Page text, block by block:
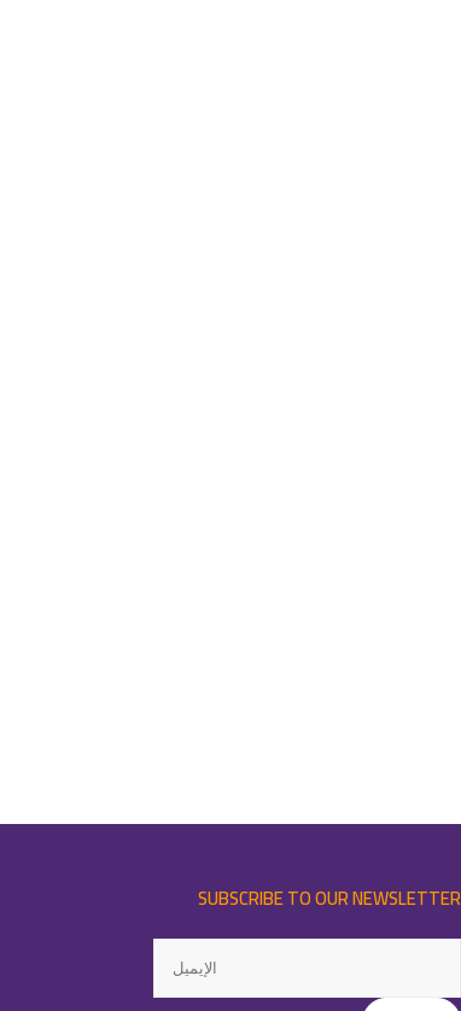
SUBSCRIBE TO OUR NEWSLETTER